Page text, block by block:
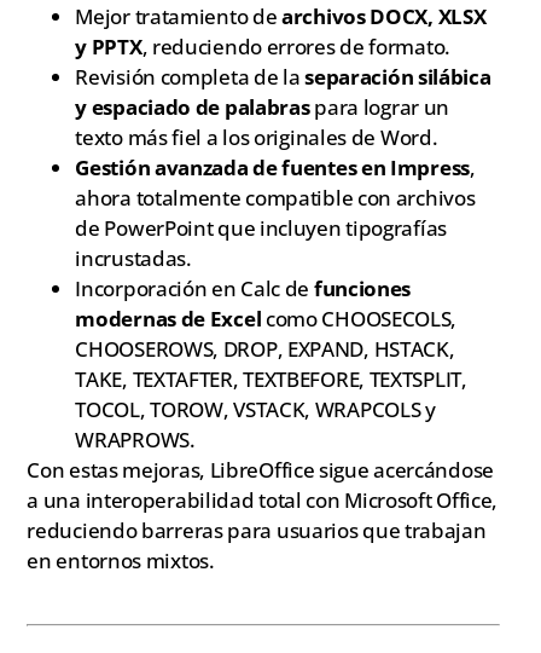
Mejor tratamiento dearchivos DOCX, XLSX
y PPTX, reduciendo errores de formato.
Revisión completa de laseparación silábica
y espaciado de palabraspara lograr un
texto más fiel a los originales de Word.
Gestión avanzada de fuentes en Impress,
ahora totalmente compatible con archivos
de PowerPoint que incluyen tipografías
incrustadas.
Incorporación en Calc de funciones
modernas de Excel como CHOOSECOLS,
CHOOSEROWS, DROP, EXPAND, HSTACK,
TAKE, TEXTAFTER, TEXTBEFORE, TEXTSPLIT,
TOCOL, TOROW, VSTACK, WRAPCOLS y
WRAPROWS.
Con estas mejoras, LibreOffice sigue acercándose
a una interoperabilidad total con Microsoft Office,
reduciendo barreras para usuarios que trabajan
en entornos mixtos.